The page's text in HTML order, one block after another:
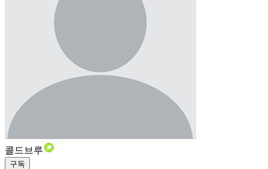
콜드브루
구독